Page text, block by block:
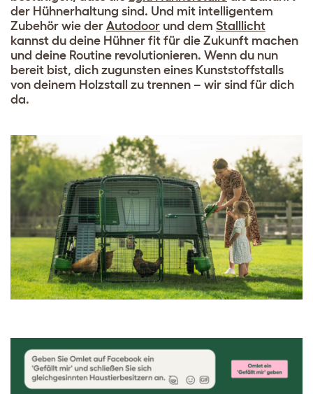
der Hühnerhaltung sind. Und mit intelligentem
Zubehör wie der Autodoor und dem Stalllicht
kannst du deine Hühner fit für die Zukunft machen
und deine Routine revolutionieren. Wenn du nun
bereit bist, dich zugunsten eines Kunststoffstalls
von deinem Holzstall zu trennen – wir sind für dich
da.